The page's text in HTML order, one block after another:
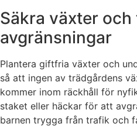
Säkra växter och
avgränsningar
Plantera giftfria växter och
så att ingen av trädgårdens
kommer inom räckhåll för
staket eller häckar för att
barnen trygga från trafik och